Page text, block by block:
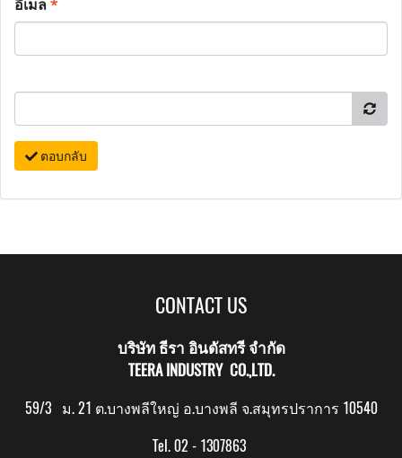
อีเมล*
ตอบกลับ
CONTACT US
บริษัท ธีรา อินดัสทรี จำกัด
TEERA INDUSTRY CO.,LTD.
59/3 ม. 21 ต.บางพลีใหญ่ อ.บางพลี จ.สมุทรปราการ 10540
Tel. 02 - 1307863